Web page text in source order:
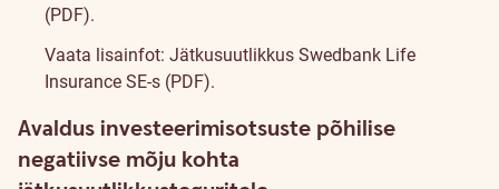
(PDF).
Vaata lisainfot: Jätkusuutlikkus Swedbank Life
Insurance SE-s (PDF).
Avaldus investeerimisotsuste põhilise
negatiivse mõju kohta